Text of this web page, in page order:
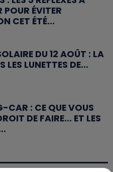
POUR ÉVITER
CET ÉTÉ...
DU 12 AOÛT : LA
LES LUNETTES DE...
CAR : CE QUE VOUS
DE FAIRE... ET LES